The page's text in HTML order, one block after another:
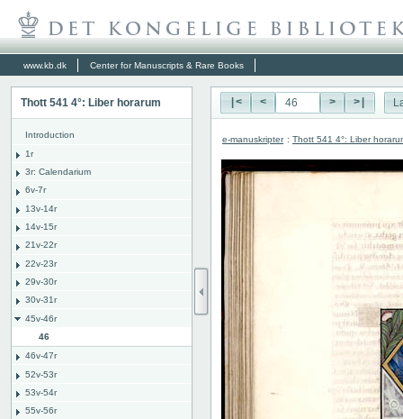
www.kb.dk Center for Manuscripts & Rare Books
Thott 541 4°: Liber horarum
Introduction
1r
3r: Calendarium
6v-7r
13v-14r
14v-15r
21v-22r
22v-23r
29v-30r
30v-31r
45v-46r
46
46v-47r
52v-53r
53v-54r
55v-56r
|< < > >|
e-manuskripter : Thott 541 4°: Liber